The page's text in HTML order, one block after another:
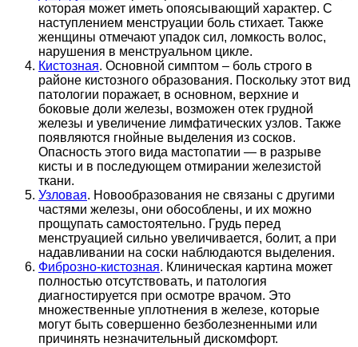
которая может иметь опоясывающий характер. С
наступлением менструации боль стихает. Также
женщины отмечают упадок сил, ломкость волос,
нарушения в менструальном цикле.
Кистозная. Основной симптом – боль строго в
районе кистозного образования. Поскольку этот вид
патологии поражает, в основном, верхние и
боковые доли железы, возможен отек грудной
железы и увеличение лимфатических узлов. Также
появляются гнойные выделения из сосков.
Опасность этого вида мастопатии — в разрыве
кисты и в последующем отмирании железистой
ткани.
Узловая. Новообразования не связаны с другими
частями железы, они обособлены, и их можно
прощупать самостоятельно. Грудь перед
менструацией сильно увеличивается, болит, а при
надавливании на соски наблюдаются выделения.
Фиброзно-кистозная. Клиническая картина может
полностью отсутствовать, и патология
диагностируется при осмотре врачом. Это
множественные уплотнения в железе, которые
могут быть совершенно безболезненными или
причинять незначительный дискомфорт.